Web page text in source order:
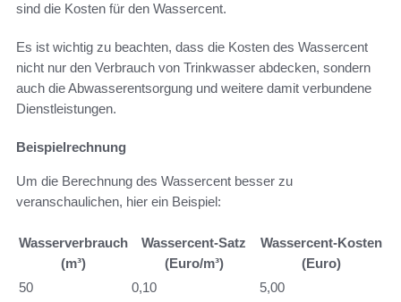
sind die Kosten für den Wassercent.
Es ist wichtig zu beachten, dass die Kosten des Wassercent
nicht nur den Verbrauch von Trinkwasser abdecken, sondern
auch die Abwasserentsorgung und weitere damit verbundene
Dienstleistungen.
Beispielrechnung
Um die Berechnung des Wassercent besser zu
veranschaulichen, hier ein Beispiel:
Wasserverbrauch
(m³)
Wassercent-Satz
(Euro/m³)
Wassercent-Kosten
(Euro)
50
0,10
5,00